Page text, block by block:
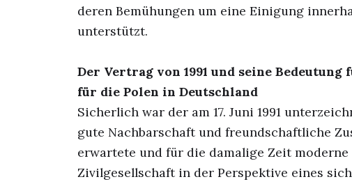
deren Bemühungen um eine Einigung
unterstützt.
Der Vertrag von 1991 und seine
für die Polen in Deutschland
Sicherlich war der am 17. Juni 1991
gute Nachbarschaft und freundschaftliche
erwartete und für die damalige Zeit
Zivilgesellschaft in der Perspektive eines